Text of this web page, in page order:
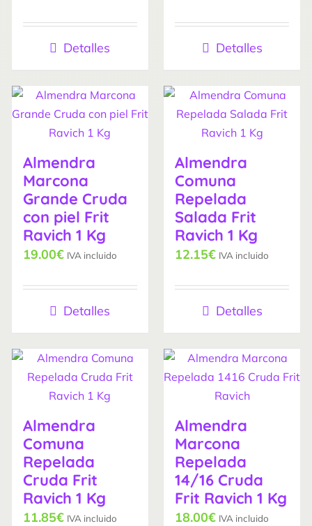
Detalles Detalles
Almendra
Marcona
Grande Cruda
con piel Frit
Ravich 1 Kg
19.00€ IVA incluido
Detalles
Almendra
Comuna
Repelada
Salada Frit
Ravich 1 Kg
12.15€ IVA incluido
Detalles
Almendra
Comuna
Repelada
Cruda Frit
Ravich 1 Kg
11.85€ IVA incluido
Almendra
Marcona
Repelada
14/16 Cruda
Frit Ravich 1 Kg
18.00€ IVA incluido